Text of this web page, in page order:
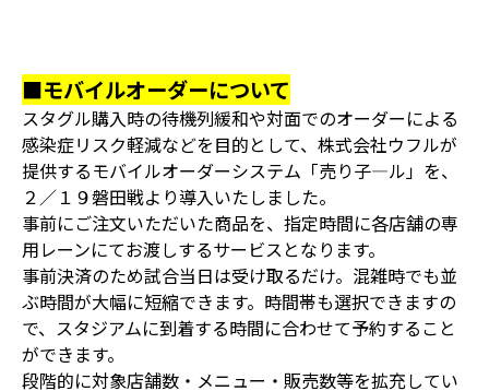
■モバイルオーダーについて
スタグル購入時の待機列緩和や対面でのオーダーによる
感染症リスク軽減などを目的として、株式会社ウフルが
提供するモバイルオーダーシステム「売り子―ル」を、
２／１９磐田戦より導入いたしました。
事前にご注文いただいた商品を、指定時間に各店舗の専
用レーンにてお渡しするサービスとなります。
事前決済のため試合当日は受け取るだけ。混雑時でも並
ぶ時間が大幅に短縮できます。時間帯も選択できますの
で、スタジアムに到着する時間に合わせて予約すること
ができます。
段階的に対象店舗数・メニュー・販売数等を拡充してい